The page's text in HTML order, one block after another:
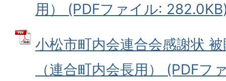
用） (PDFファイル:
小松市町内会連合会感謝状
（連合町内会長用） (PDFフ